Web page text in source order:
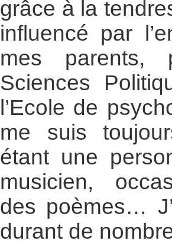
grâce à la
influencé par
mes
Sciences
l’Ecole de
me suis
étant une
musicien,
des poèmes…
durant de